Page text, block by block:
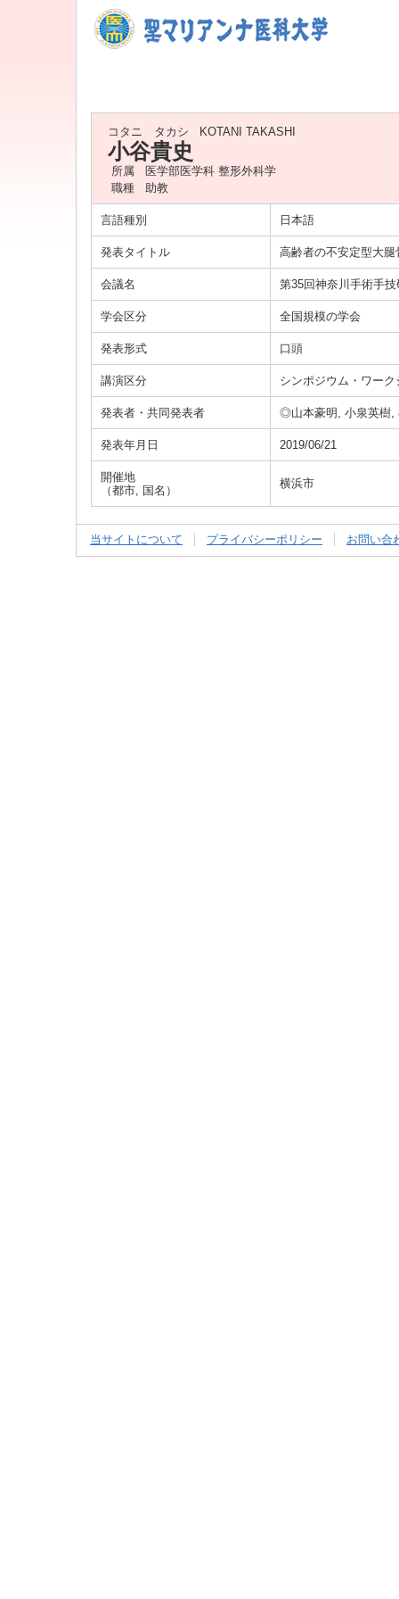
コタニ タカシ KOTANI TAKASHI
小谷貴史
所属
医学部医学科 整形外科学
職種
助教
言語種別 日本語
発表タイトル 高齢者の不安定型大
会議名 第35回神奈川手術手
学会区分 全国規模の学会
発表形式 口頭
講演区分 シンポジウム・ワー
発表者・共同発表者 ◎山本豪明, 小泉英樹,
発表年月日 2019/06/21
開催地
（都市, 国名）
横浜市
当サイトについて プライバシーポリシー お問い合